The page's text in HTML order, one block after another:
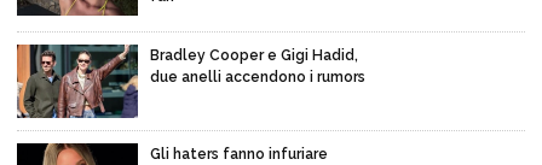
Bradley Cooper e Gigi Hadid,
due anelli accendono i rumors
Gli haters fanno infuriare